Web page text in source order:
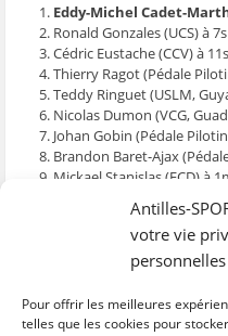
Antilles-
votre vie
personnelles
Pour offrir les meilleures
telles que les cookies pour
Eddy-Michel Cadet-
Ronald Gonzales (UCS) à 7s
Cédric Eustache (CCV) à 11s
Thierry Ragot (Pédale
Teddy Ringuet (USLM,
Nicolas Dumon (VCG,
Johan Gobin (Pédale
Brandon Baret-Ajax
Mickael Stanislas (ECD) à
Kévin Largitte-Coppet
Emile Demazy (UCS) à
Mickael Laurent (UCS) à
Hervé Arcade (Madinina
Gaetan Célior (ECD, junior)